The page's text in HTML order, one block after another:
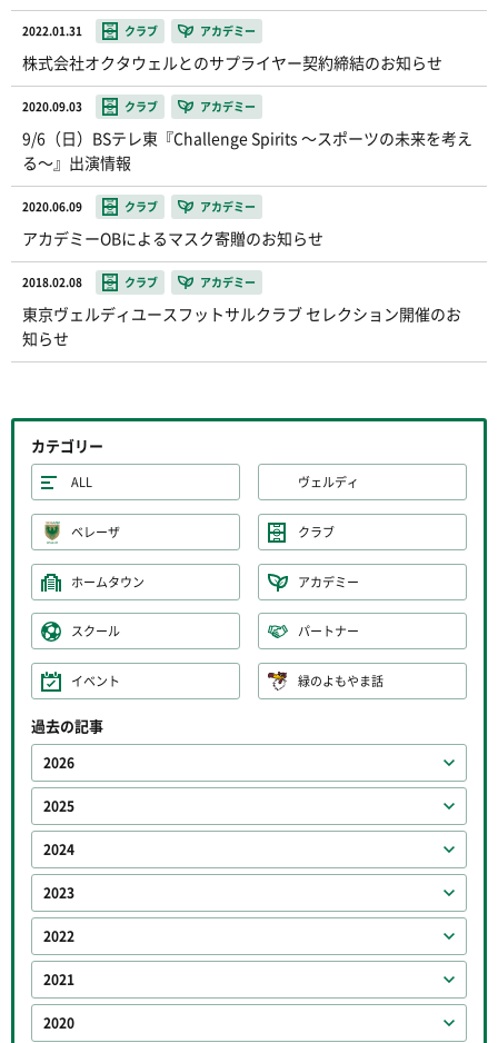
2022.01.31 クラブ アカデミー
株式会社オクタウェルとのサプライヤー契約締結のお知らせ
2020.09.03 クラブ アカデミー
9/6（日）BSテレ東『Challenge Spirits 〜スポーツの未来を考え
る〜』出演情報
2020.06.09 クラブ アカデミー
アカデミーOBによるマスク寄贈のお知らせ
2018.02.08 クラブ アカデミー
東京ヴェルディユースフットサルクラブ セレクション開催のお
知らせ
カテゴリー
ALL ヴェルディ
ベレーザ クラブ
ホームタウン アカデミー
スクール パートナー
イベント 緑のよもやま話
過去の記事
2026
2025
2024
2023
2022
2021
2020